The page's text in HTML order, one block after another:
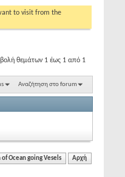
to visit from the
θεμάτων 1 έως 1 από 1
Αναζήτηση στο forum
of Ocean going Vesels Αρχή